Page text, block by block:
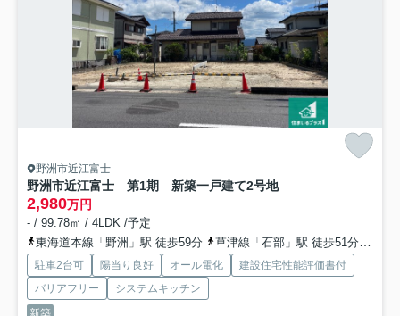
野洲市近江富士
野洲市近江富士 第1期 新築一戸建て2号地
2,980万円
- / 99.78㎡ / 4LDK /予定
東海道本線「野洲」駅 徒歩59分
草津線「石部」駅 徒歩51分
駐車2台可 陽当り良好 オール電化
建設住宅性能評価書付
バリアフリー
システムキッチン